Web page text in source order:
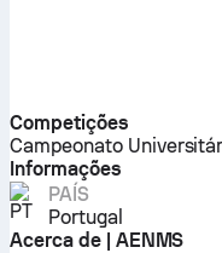
Competições
Campeonato
Informações
PAÍS
Portugal
Acerca de | AENMS